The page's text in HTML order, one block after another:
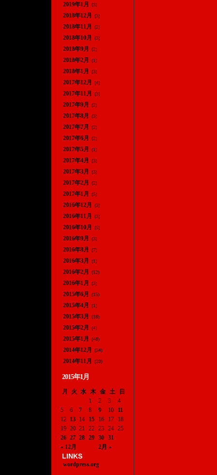
2019年1月 (3)
2018年12月 (3)
2018年11月 (2)
2018年10月 (3)
2018年9月 (2)
2018年2月 (1)
2018年1月 (3)
2017年12月 (4)
2017年11月 (3)
2017年9月 (2)
2017年8月 (3)
2017年7月 (2)
2017年6月 (2)
2017年5月 (1)
2017年4月 (3)
2017年3月 (3)
2017年2月 (2)
2017年1月 (5)
2016年12月 (3)
2016年11月 (3)
2016年10月 (5)
2016年9月 (3)
2016年8月 (7)
2016年3月 (1)
2016年2月 (12)
2016年1月 (3)
2015年6月 (15)
2015年4月 (1)
2015年3月 (18)
2015年2月 (4)
2015年1月 (48)
2014年12月 (34)
2014年11月 (20)
2015年1月
月 火 水 木 金 土 日
« 12月 2月 »
1 2 3
4
5
6 7 8 9 10
11
12
13 14 15 16 17
18
19 20 21 22 23 24
25
26 27 28 29 30 31
LINKS
wordpress.org